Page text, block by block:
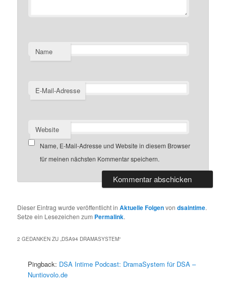
Name
E-Mail-Adresse
Website
Name, E-Mail-Adresse und Website in diesem Browser
für meinen nächsten Kommentar speichern.
Dieser Eintrag wurde veröffentlicht inAktuelle Folgenvondsaintime.
Setze ein Lesezeichen zum Permalink.
2 GEDANKEN ZU „ DSA94 DRAMASYSTEM“
Pingback: DSA Intime Podcast: DramaSystem für DSA –
Nuntiovolo.de